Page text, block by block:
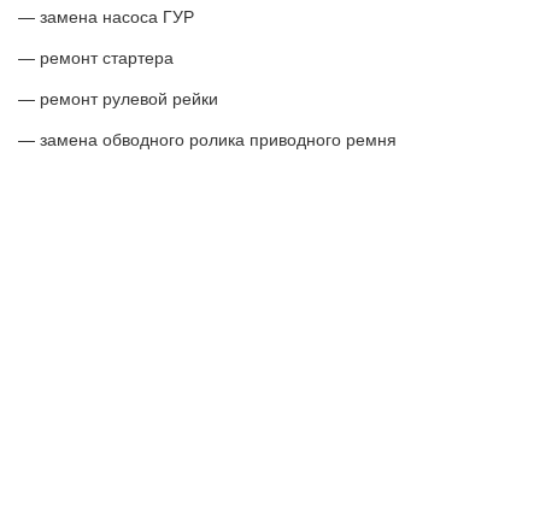
— замена насоса ГУР
— ремонт стартера
— ремонт рулевой рейки
— замена обводного ролика приводного ремня